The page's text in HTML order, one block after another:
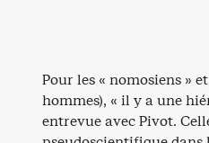
Pour les « nomosiens »
hommes), « il y a une
entrevue avec Pivot.